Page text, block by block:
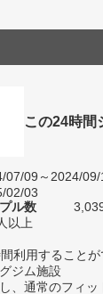
この24時間
07/09～2024/09/
02/03
ル数
以上
利用すること
ジム施設
、通常のフィ